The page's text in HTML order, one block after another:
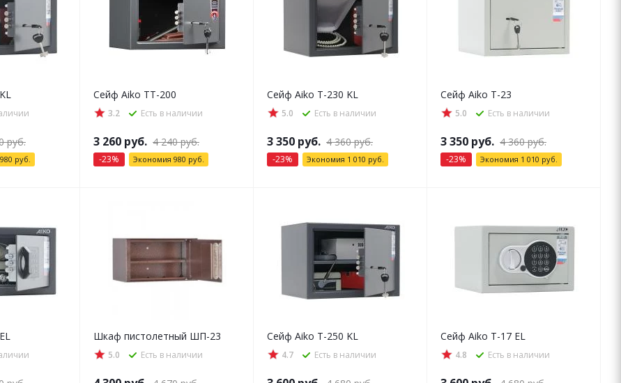
руб.
980 руб.
Сейф Aiko ТТ-200
3.2 Есть в наличии
3 260 руб. 4 240руб.
-23% Экономия 980 руб.
Сейф Aiko T-230 KL
5.0 Есть в наличии
3 350 руб. 4 360руб.
-23% Экономия 1 010 руб.
Сейф Aiko T-23
5.0 Есть в наличии
3 350 руб. 4 360руб.
-23% Экономия 1 010 руб.
Шкаф пистолетный ШП-23
5.0 Есть в наличии
Сейф Aiko T-250 KL
4.7 Есть в наличии
Сейф Aiko T-17 EL
4.8 Есть в наличии